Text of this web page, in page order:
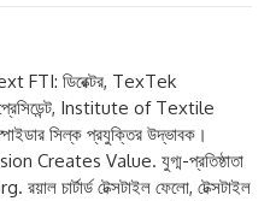
FTI: ডিরেক্টর, TexTek
Institute of Textile
সিল্ক প্রযুক্তির উদ্ভাবক।
Creates Value. যুগ্ম-প্রতিষ্ঠাতা
চার্টার্ড টেক্সটাইল ফেলো, টেক্সটাইল